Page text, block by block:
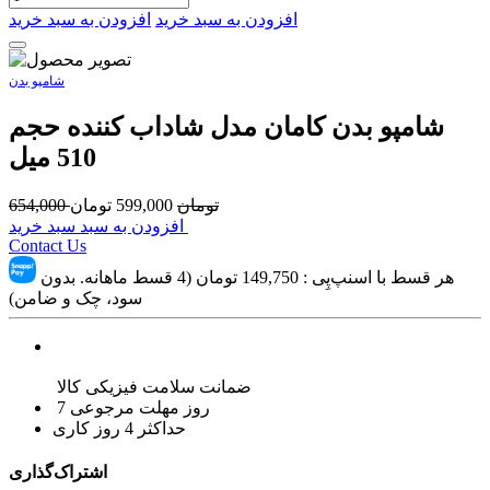
افزودن به سبد خرید افزودن به سبد خرید
شامپو بدن
شامپو بدن کامان مدل شاداب کننده حجم
510 میل
654,000 تومان 599,000 تومان
Contact Us
هر قسط با اسنپ‌پِی : 149,750
تومان (4 قسط ماهانه. بدون
سود، چک و ضامن)
ضمانت سلامت فیزیکی کالا
7 روز مهلت مرجوعی
حداکثر 4 روز کاری
اشتراک‌گذاری